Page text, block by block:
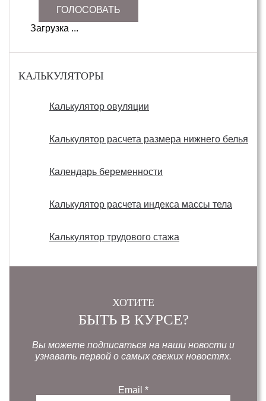
ГОЛОСОВАТЬ
Загрузка ...
КАЛЬКУЛЯТОРЫ
Калькулятор овуляции
Калькулятор расчета размера нижнего белья
Календарь беременности
Калькулятор расчета индекса массы тела
Калькулятор трудового стажа
ХОТИТЕ
БЫТЬ В КУРСЕ?
Вы можете подписаться на наши новости и
узнавать первой о самых свежих новостях.
Email *